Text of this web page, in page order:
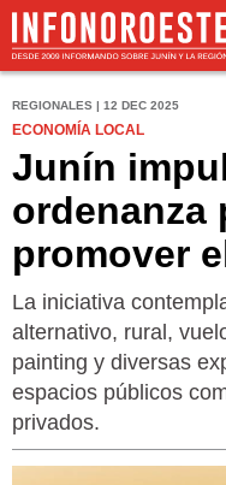
REGIONALES | 12 DEC 2025
ECONOMÍA LOCAL
Junín
ordenanza
promover
La iniciativa
alternativo, rural,
painting y diversas
espacios públicos
privados.